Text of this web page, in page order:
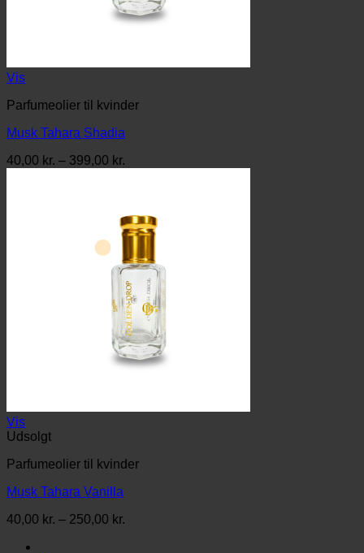
Vis
Parfumeolier til kvinder
Musk Tahara Shadia
40,00 kr. – 399,00 kr.
Vis
Udsolgt
Parfumeolier til kvinder
Musk Tahara Vanilla
40,00 kr. – 250,00 kr.